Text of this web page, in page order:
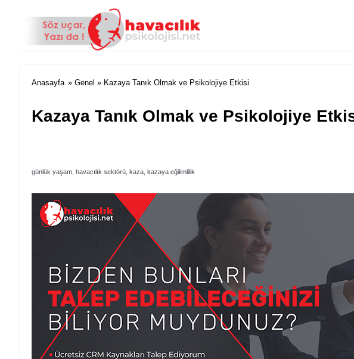
Anasayfa » Genel » Kazaya Tanık Olmak ve Psikolojiye Etkisi
Kazaya Tanık Olmak ve Psikolojiye
günlük yaşam, havacılık sektörü, kaza, kazaya eğilimlilik